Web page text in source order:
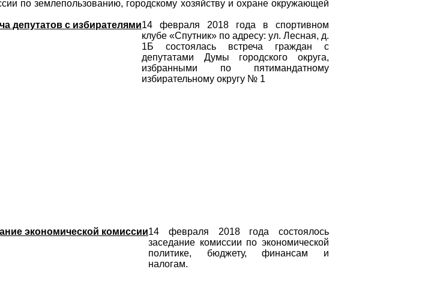
по землепользованию, городскому хозяйству и охране окружающей
депутатов с избирателями14 февраля 2018 года в спортивном
клубе «Спутник» по адресу: ул. Лесная, д.
1Б состоялась встреча граждан с
депутатами Думы городского округа,
избранными по пятимандатному
избирательному округу № 1
экономической комиссии14 февраля 2018 года состоялось
заседание комиссии по экономической
политике, бюджету, финансам и
налогам.